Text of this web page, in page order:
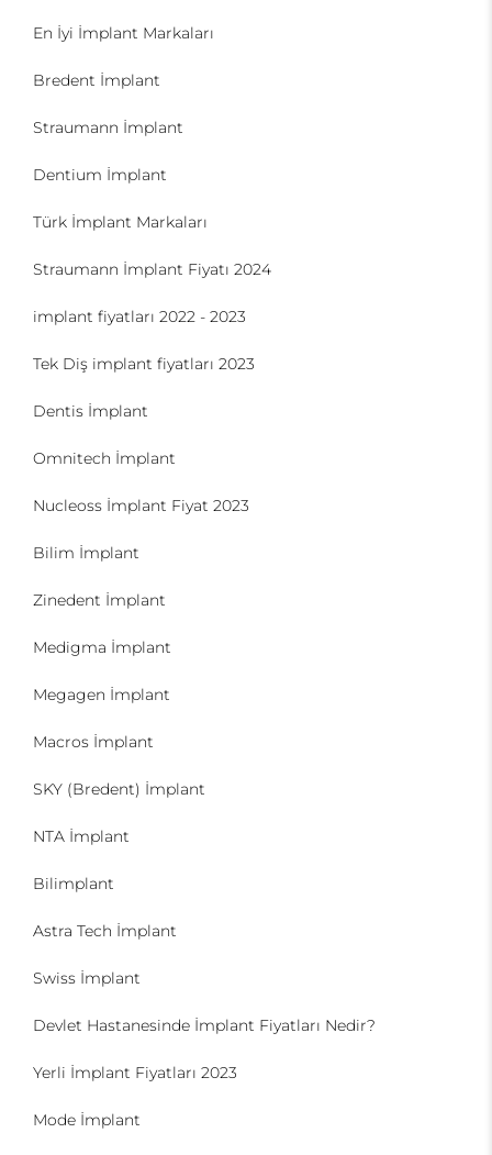
En İyi İmplant Markaları
Bredent İmplant
Straumann İmplant
Dentium İmplant
Türk İmplant Markaları
Straumann İmplant Fiyatı 2024
implant fiyatları 2022 - 2023
Tek Diş implant fiyatları 2023
Dentis İmplant
Omnitech İmplant
Nucleoss İmplant Fiyat 2023
Bilim İmplant
Zinedent İmplant
Medigma İmplant
Megagen İmplant
Macros İmplant
SKY (Bredent) İmplant
NTA İmplant
Bilimplant
Astra Tech İmplant
Swiss İmplant
Devlet Hastanesinde İmplant Fiyatları Nedir?
Yerli İmplant Fiyatları 2023
Mode İmplant